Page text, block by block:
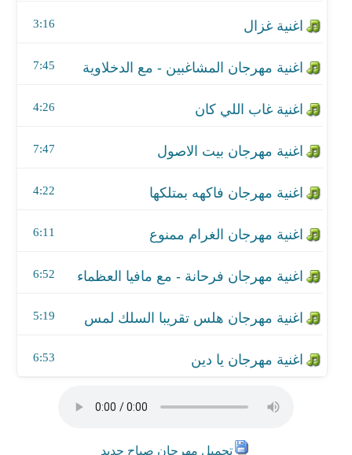
3:16
7:45
4:26
7:47
4:22
اغنية مهرجان الغرام ممنوع
6:11
اغنية مهرجان فرحانة - مع مافيا العظماء
6:52
اغنية مهرجان هلس تقريبا السلك لمس
5:19
6:53
تحميل مهرجان صباح جديد